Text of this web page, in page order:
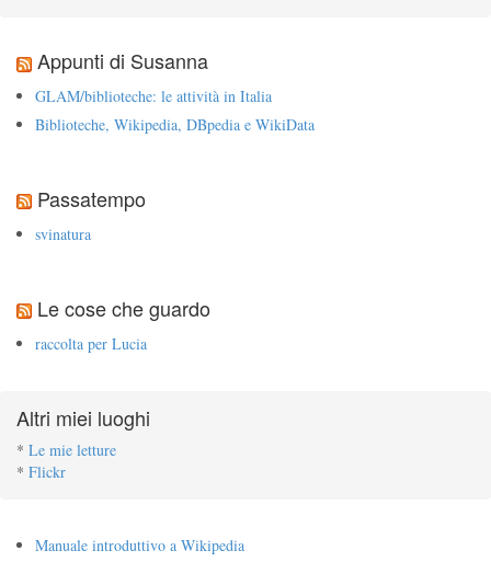
Appunti di Susanna
GLAM/biblioteche: le attività in Italia
Biblioteche, Wikipedia, DBpedia e WikiData
Passatempo
svinatura
Le cose che guardo
raccolta per Lucia
Altri miei luoghi
* Le mie letture
* Flickr
Manuale introduttivo a Wikipedia